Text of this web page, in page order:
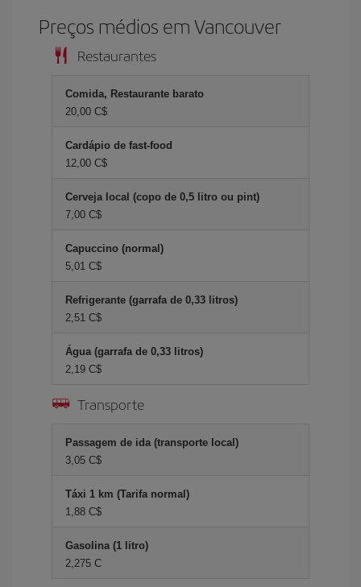
Preços médios em Vancouver
Restaurantes
Comida, Restaurante barato
20,00 C$
Cardápio de fast-food
12,00 C$
Cerveja local (copo de 0,5 litro ou pint)
7,00 C$
Capuccino (normal)
5,01 C$
Refrigerante (garrafa de 0,33 litros)
2,51 C$
Água (garrafa de 0,33 litros)
2,19 C$
Transporte
Passagem de ida (transporte local)
3,05 C$
Táxi 1 km (Tarifa normal)
1,88 C$
Gasolina (1 litro)
2,275 C